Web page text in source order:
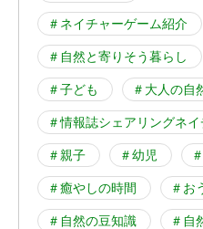
＃ネイチャーゲーム紹介
＃自然と寄りそう暮らし
＃子ども ＃大人の自
＃情報誌シェアリングネ
＃親子 ＃幼児
＃癒やしの時間 ＃お
＃自然の豆知識 ＃自